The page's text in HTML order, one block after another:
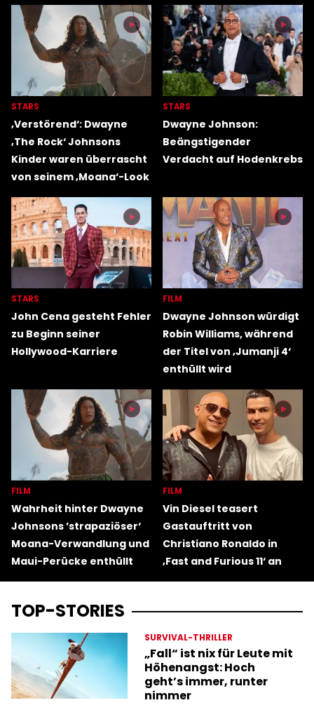
STARS
‚Verstörend‘: Dwayne
‚The Rock‘ Johnsons
Kinder waren überrascht
von seinem ‚Moana‘-Look
STARS
Dwayne Johnson:
Beängstigender
Verdacht auf Hodenkrebs
STARS
John Cena gesteht Fehler
zu Beginn seiner
Hollywood-Karriere
FILM
Dwayne Johnson würdigt
Robin Williams, während
der Titel von ‚Jumanji 4‘
enthüllt wird
FILM
Wahrheit hinter Dwayne
Johnsons ’strapaziöser‘
Moana-Verwandlung und
Maui-Perücke enthüllt
FILM
Vin Diesel teasert
Gastauftritt von
Christiano Ronaldo in
‚Fast and Furious 11‘ an
TOP-STORIES
SURVIVAL-THRILLER
„Fall“ ist nix für Leute mit
Höhenangst: Hoch
geht’s immer, runter
nimmer